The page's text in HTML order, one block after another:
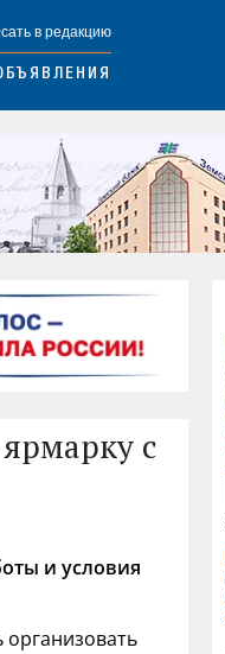
в редакцию
с
и условия